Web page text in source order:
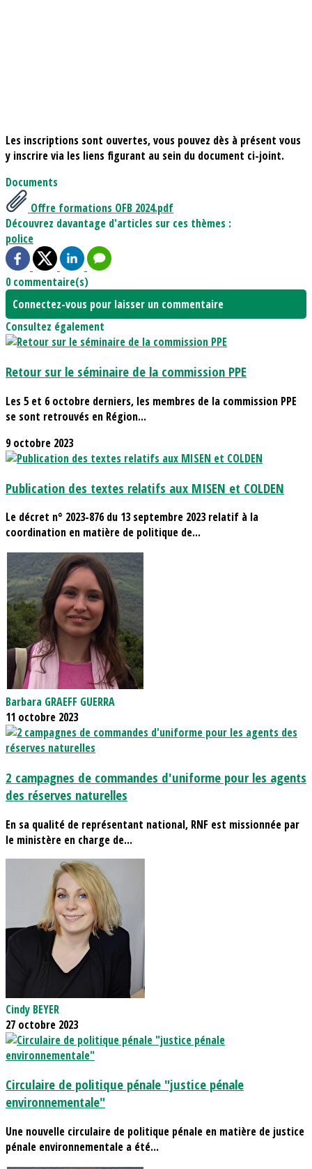
Les inscriptions sont ouvertes, vous pouvez dès à présent vous
y inscrire via les liens figurant au sein du document ci-joint.
Documents
Offre formations OFB 2024.pdf
Découvrez davantage d'articles sur ces thèmes :
police
0 commentaire(s)
Connectez-vous pour laisser un commentaire
Consultez également
Retour sur le séminaire de la commission PPE
Les 5 et 6 octobre derniers, les membres de la commission PPE
se sont retrouvés en Région...
9 octobre 2023
Publication des textes relatifs aux MISEN et COLDEN
Le décret n° 2023-876 du 13 septembre 2023 relatif à la
coordination en matière de politique de...
Barbara GRAEFF GUERRA
11 octobre 2023
2 campagnes de commandes d'uniforme pour les agents
des réserves naturelles
En sa qualité de représentant national, RNF est missionnée par
le ministère en charge de...
Cindy BEYER
27 octobre 2023
Circulaire de politique pénale "justice pénale
environnementale"
Une nouvelle circulaire de politique pénale en matière de justice
pénale environnementale a été...